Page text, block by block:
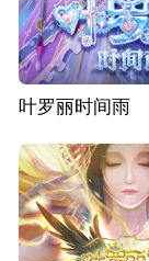
叶罗丽时间雨